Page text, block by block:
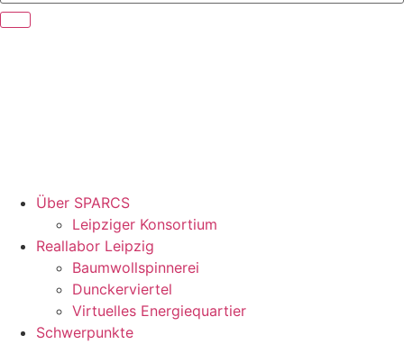
Über SPARCS
Leipziger Konsortium
Reallabor Leipzig
Baumwollspinnerei
Dunckerviertel
Virtuelles Energiequartier
Schwerpunkte